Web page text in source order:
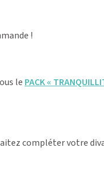
!
lePACK «
compléter votre